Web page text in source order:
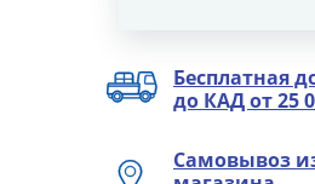
Бесплатная
до КАД от 25
Самовывоз